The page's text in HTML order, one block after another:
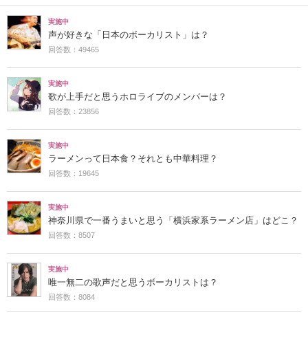
実施中
声が好きな「日本のボーカリスト」は？
回答数：49465
実施中
歌が上手だと思うホロライブのメンバーは？
回答数：23856
実施中
ラーメンって日本食？それとも中華料理？
回答数：19645
実施中
神奈川県で一番うまいと思う「横浜家系ラーメン店」はどこ？
回答数：8507
実施中
唯一無二の歌声だと思うボーカリストは？
回答数：8084